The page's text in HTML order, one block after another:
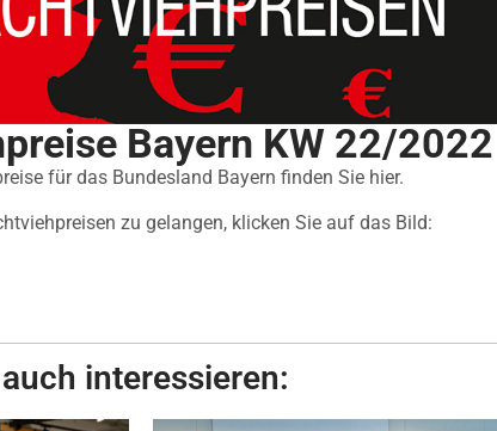
Bayern KW 22/2022
für das Bundesland Bayern finden Sie hier.
zu gelangen, klicken Sie auf das Bild:
interessieren: